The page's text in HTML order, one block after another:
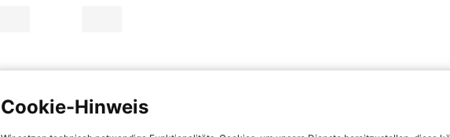
Cookie-Hinweis